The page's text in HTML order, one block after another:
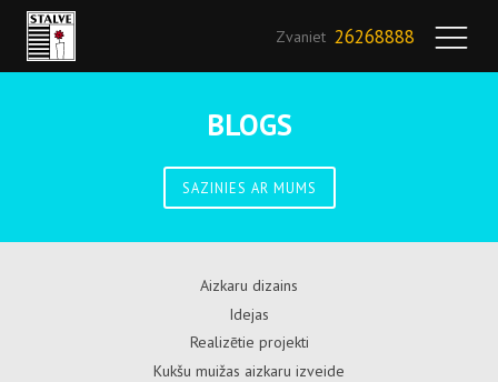
Zvaniet 26268888
BLOGS
SAZINIES AR MUMS
Aizkaru dizains
Idejas
Realizētie projekti
Kukšu muižas aizkaru izveide